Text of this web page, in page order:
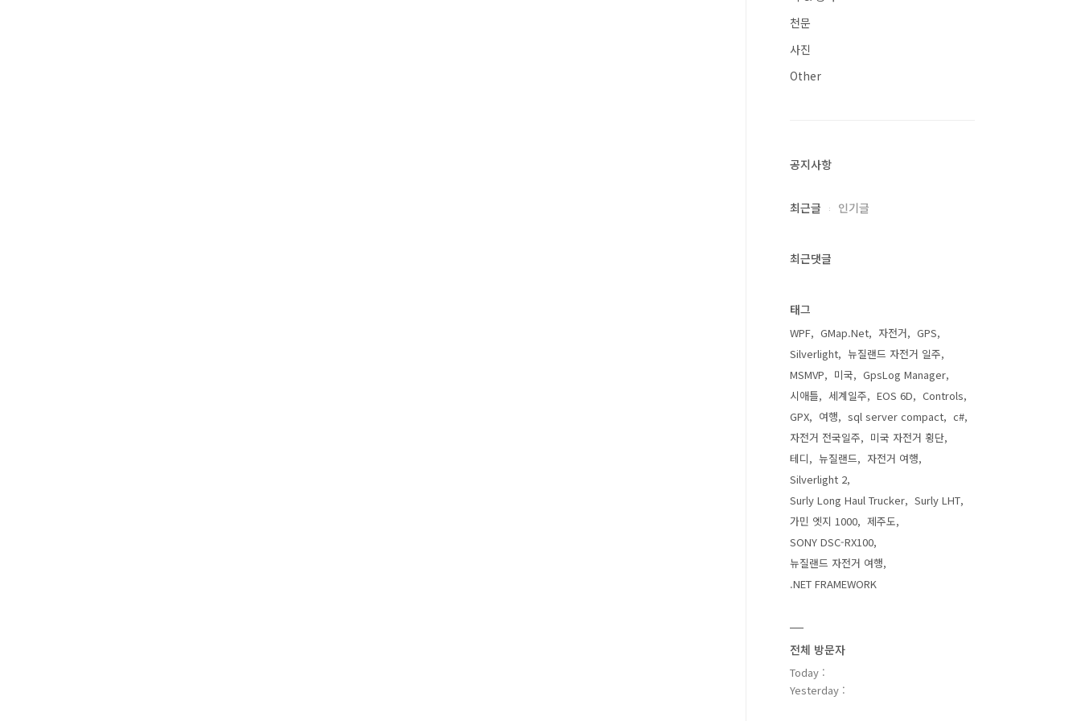
천문
사진
Other
공지사항
최근글 인기글
최근댓글
태그
WPF GMap.Net 자전거
GPS
Silverlight
뉴질랜드 자전거 일주
MSMVP
미국
GpsLog Manager
시애틀
세계일주 EOS 6D
Controls
GPX
여행 sql server compact
c#
자전거 전국일주
미국 자전거 횡단
테디
뉴질랜드
자전거 여행
Silverlight 2
Surly Long Haul Trucker
Surly LHT
가민 엣지 1000
제주도
SONY DSC-RX100
뉴질랜드 자전거 여행
.NET FRAMEWORK
전체 방문자
Today :
Yesterday :